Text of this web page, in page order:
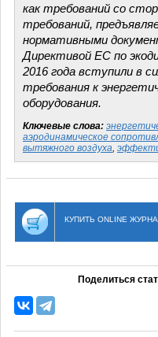
как требований со
требований,
нормативными
Директивой ЕС по
2016 года вступили в
требования к
оборудования.
Ключевые слова:
аэродинамическое
вытяжного воздуха,
КУПИТЬ ONLINE
Поделиться